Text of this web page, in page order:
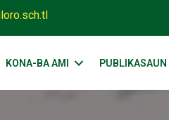
KONA-BA AMI PUBLIKASAUN